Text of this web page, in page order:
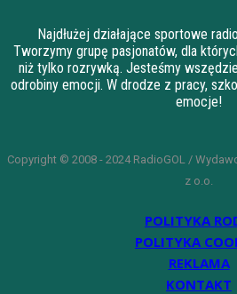
Najdłużej działające sportowe
Tworzymy grupę pasjonatów, dla
niż tylko rozrywką. Jesteśmy
odrobiny emocji. W drodze z pracy,
emocje!
Copyright © 2008 - 2024 RadioGOL /
z o.o.
POLITYKA
POLITYKA
REKLAMA
KONTAKT